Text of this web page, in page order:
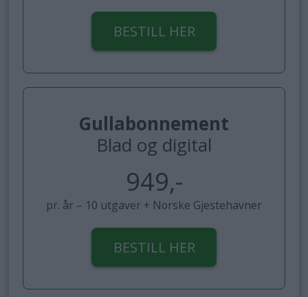
BESTILL HER
Gullabonnement
Blad og digital
949,-
pr. år – 10 utgaver + Norske Gjestehavner
BESTILL HER